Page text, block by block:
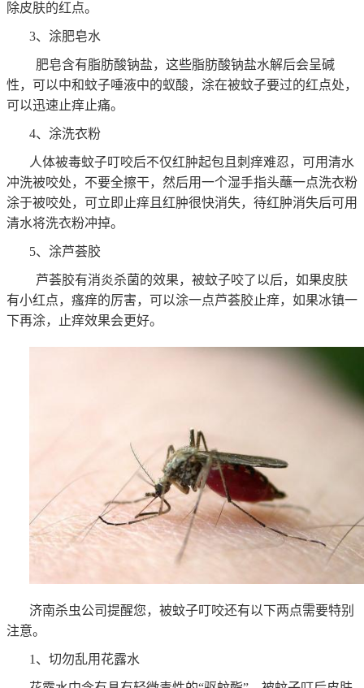
除皮肤的红点。
3、涂肥皂水
肥皂含有脂肪酸钠盐，这些脂肪酸钠盐水解后会呈碱
性，可以中和蚊子唾液中的蚁酸，涂在被蚊子要过的红点处，
可以迅速止痒止痛。
4、涂洗衣粉
人体被毒蚊子叮咬后不仅红肿起包且刺痒难忍，可用清水
冲洗被咬处，不要全擦干，然后用一个湿手指头蘸一点洗衣粉
涂于被咬处，可立即止痒且红肿很快消失，待红肿消失后可用
清水将洗衣粉冲掉。
5、涂芦荟胶
芦荟胶有消炎杀菌的效果，被蚊子咬了以后，如果皮肤
有小红点，瘙痒的厉害，可以涂一点芦荟胶止痒，如果冰镇一
下再涂，止痒效果会更好。
济南杀虫公司提醒您，被蚊子叮咬还有以下两点需要特别
注意。
1、切勿乱用花露水